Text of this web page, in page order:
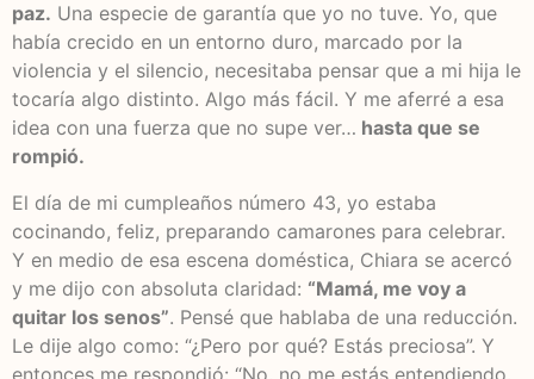
paz. Una especie de garantía que yo no tuve. Yo, que
había crecido en un entorno duro, marcado por la
violencia y el silencio, necesitaba pensar que a mi hija le
tocaría algo distinto. Algo más fácil. Y me aferré a esa
idea con una fuerza que no supe ver… hasta que se
rompió.
El día de mi cumpleaños número 43, yo estaba
cocinando, feliz, preparando camarones para celebrar.
Y en medio de esa escena doméstica, Chiara se acercó
y me dijo con absoluta claridad: “Mamá, me voy a
quitar los senos”. Pensé que hablaba de una reducción.
Le dije algo como: “¿Pero por qué? Estás preciosa”. Y
entonces me respondió: “No, no me estás entendiendo.